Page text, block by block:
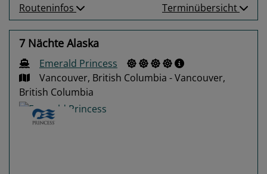
Routeninfos Terminübersicht
7 Nächte Alaska
Emerald Princess
Vancouver, British Columbia - Vancouver,
British Columbia